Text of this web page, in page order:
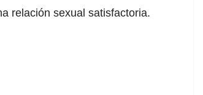
relación sexual satisfactoria.